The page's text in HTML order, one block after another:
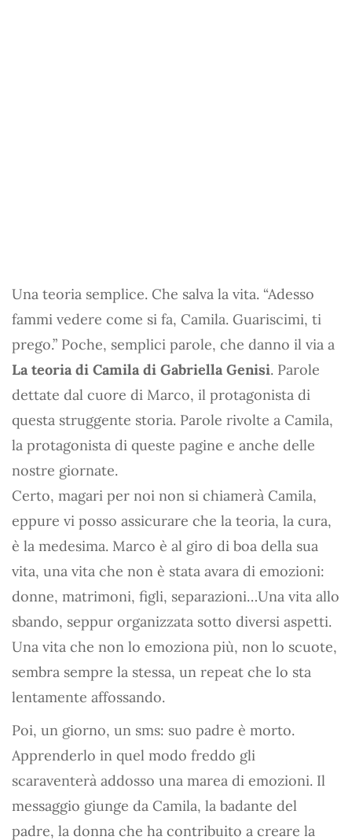
Una teoria semplice. Che salva la vita. “Adesso
fammi vedere come si fa, Camila. Guariscimi, ti
prego.” Poche, semplici parole, che danno il via a
La teoria di Camila di Gabriella Genisi. Parole
dettate dal cuore di Marco, il protagonista di
questa struggente storia. Parole rivolte a Camila,
la protagonista di queste pagine e anche delle
nostre giornate.
Certo, magari per noi non si chiamerà Camila,
eppure vi posso assicurare che la teoria, la cura,
è la medesima. Marco è al giro di boa della sua
vita, una vita che non è stata avara di emozioni:
donne, matrimoni, figli, separazioni…Una vita allo
sbando, seppur organizzata sotto diversi aspetti.
Una vita che non lo emoziona più, non lo scuote,
sembra sempre la stessa, un repeat che lo sta
lentamente affossando.
Poi, un giorno, un sms: suo padre è morto.
Apprenderlo in quel modo freddo gli
scaraventerà addosso una marea di emozioni. Il
messaggio giunge da Camila, la badante del
padre, la donna che ha contribuito a creare la